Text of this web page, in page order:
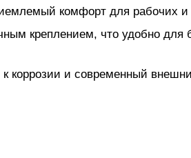
комфорт для рабочих
креплением, что удобно
и современный